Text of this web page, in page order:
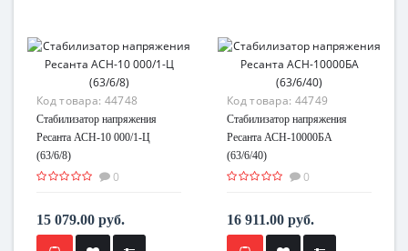
Код товара: 44748
Стабилизатор напряжения
Ресанта АСН-10 000/1-Ц
(63/6/8)
0
15 079.00 руб.
Код товара: 44749
Стабилизатор напряжения
Ресанта АСН-10000БА
(63/6/40)
0
16 911.00 руб.